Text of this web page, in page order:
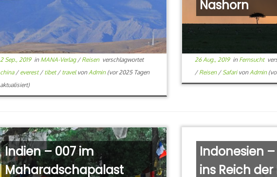
2 Sep., 2019in MANA-Verlag / Reisen verschlagwortet
china / everest/ tibet/ travel von Admin(vor 2025 Tagen
aktualisiert)
Nashorn
26 Aug., 2019in Fernsucht
/ Reisen / Safari von Admin
Indien – 007 im
Maharadschapalast
Indonesien
ins Reich der